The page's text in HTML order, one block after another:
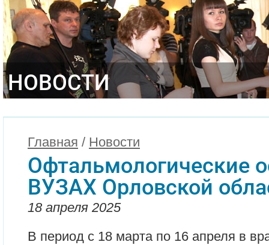
НОВОСТИ
Главная / Новости
Офтальмологические
ВУЗАХ Орловской
18 апреля 2025
В период с 18 марта по 16 апреля в